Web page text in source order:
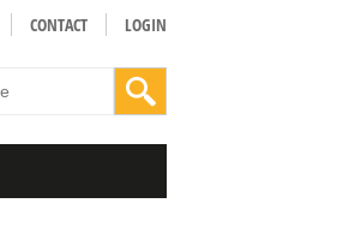
CONTACT LOGIN